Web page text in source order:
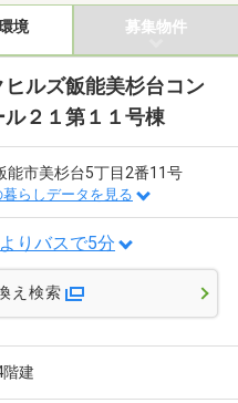
境 募集物件
ヒルズ飯能美杉台コン
ル２１第１１号棟
能市美杉台5丁目2番11号
らしデータを見る
りバスで5分
え検索
建